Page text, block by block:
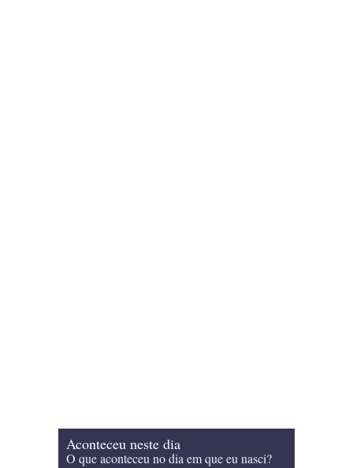
Aconteceu neste dia
O que aconteceu no dia em que eu nasci?